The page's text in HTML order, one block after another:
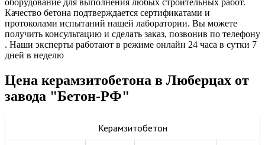
Качество бетона подтверждается сертификатами и
протоколами испытаний нашей лаборатории. Вы можете
получить консультацию и сделать заказ, позвонив по телефону
. Наши эксперты работают в режиме онлайн 24 часа в сутки 7
дней в неделю
Цена керамзитобетона в Люберцах от
завода "Бетон-РФ"
Керамзитобетон